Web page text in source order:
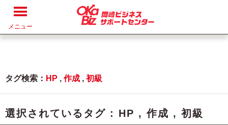
メニュー
タグ検索： HP , 作成 , 初級
選択されているタグ : HP ,作成 , 初級